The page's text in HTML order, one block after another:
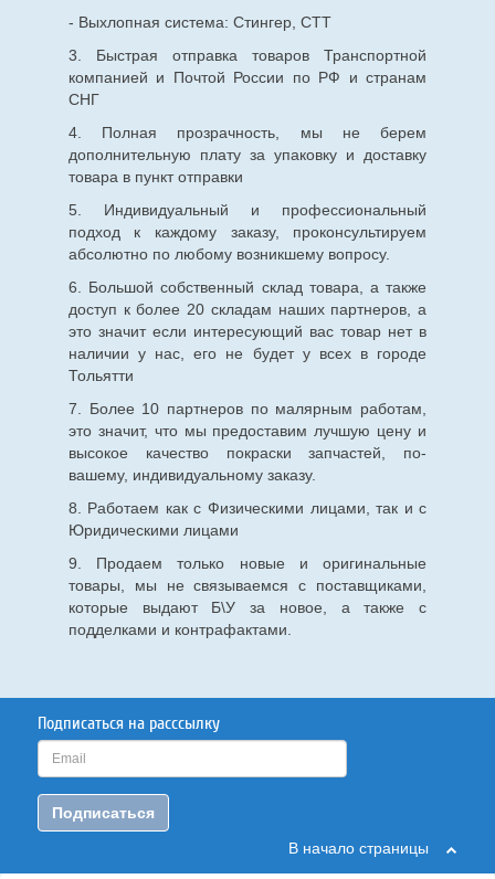
- Выхлопная система: Стингер, СТТ
3. Быстрая отправка товаров Транспортной
компанией и Почтой России по РФ и странам
СНГ
4. Полная прозрачность, мы не берем
дополнительную плату за упаковку и доставку
товара в пункт отправки
5. Индивидуальный и профессиональный
подход к каждому заказу, проконсультируем
абсолютно по любому возникшему вопросу.
6. Большой собственный склад товара, а также
доступ к более 20 складам наших партнеров, а
это значит если интересующий вас товар нет в
наличии у нас, его не будет у всех в городе
Тольятти
7. Более 10 партнеров по малярным работам,
это значит, что мы предоставим лучшую цену и
высокое качество покраски запчастей, по-
вашему, индивидуальному заказу.
8. Работаем как с Физическими лицами, так и с
Юридическими лицами
9. Продаем только новые и оригинальные
товары, мы не связываемся с поставщиками,
которые выдают Б\У за новое, а также с
подделками и контрафактами.
Подписаться на расссылку
Подписаться
В начало страницы